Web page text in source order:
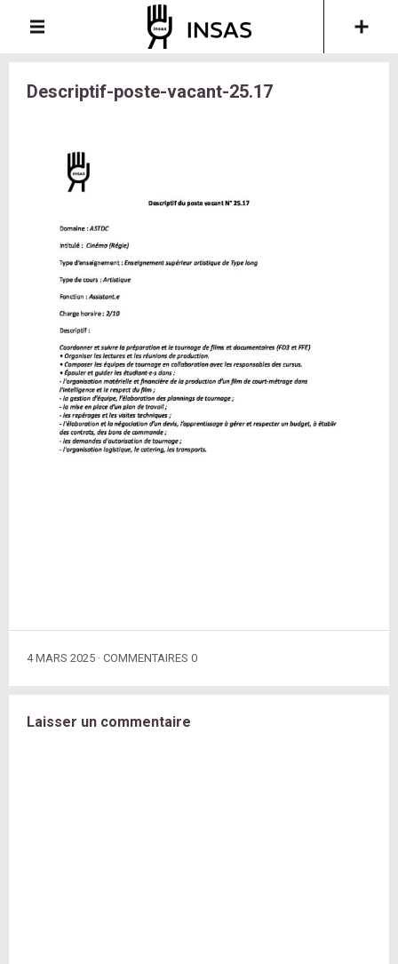
Descriptif-poste-vacant-25.17
4 MARS 2025 COMMENTAIRES 0
Laisser un commentaire